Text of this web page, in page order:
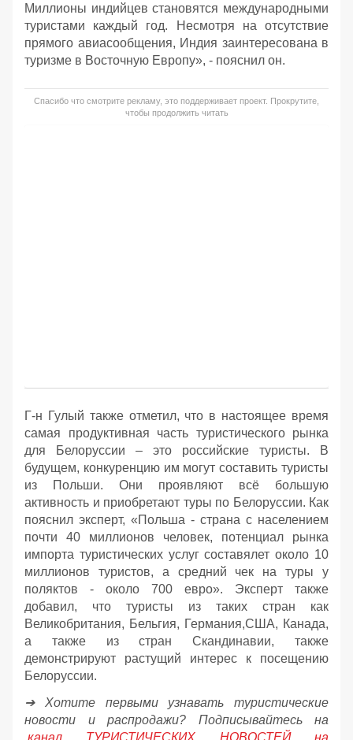
Миллионы индийцев становятся международными
туристами каждый год. Несмотря на отсутствие
прямого авиасообщения, Индия заинтересована в
туризме в Восточную Европу», - пояснил он.
Спасибо что смотрите рекламу, это поддерживает проект. Прокрутите,
чтобы продолжить читать
Г-н Гулый также отметил, что в настоящее время
самая продуктивная часть туристического рынка
для Белоруссии – это российские туристы. В
будущем, конкуренцию им могут составить туристы
из Польши. Они проявляют всё большую
активность и приобретают туры по Белоруссии. Как
пояснил эксперт, «Польша - страна с населением
почти 40 миллионов человек, потенциал рынка
импорта туристических услуг составялет около 10
миллионов туристов, а средний чек на туры у
поляктов - около 700 евро». Эксперт также
добавил, что туристы из таких стран как
Великобритания, Бельгия, Германия,США, Канада,
а также из стран Скандинавии, также
демонстрируют растущий интерес к посещению
Белоруссии.
➔ Хотите первыми узнавать туристические
новости и распродажи? Подписывайтесь на
канал ТУРИСТИЧЕСКИХ НОВОСТЕЙ на